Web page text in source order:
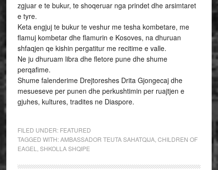
zgjuar e te bukur, te shoqeruar nga prindet dhe arsimtaret
e tyre.
Keta engjuj te bukur te veshur me tesha kombetare, me
flamuj kombetar dhe flamurin e Kosoves, na dhuruan
shfaqjen qe kishin pergatitur me recitime e valle.
Ne ju dhuruam libra dhe fletore pune dhe shume
perqafime.
Shume falenderime Drejtoreshes Drita Gjongecaj dhe
mesueseve per punen dhe perkushtimin per ruajtjen e
gjuhes, kultures, tradites ne Diaspore.
FILED UNDER: FEATURED
TAGGED WITH:AMBASSADOR TEUTA SAHATQIJA, CHILDREN OF
EAGEL
SHKOLLA SHQIPE